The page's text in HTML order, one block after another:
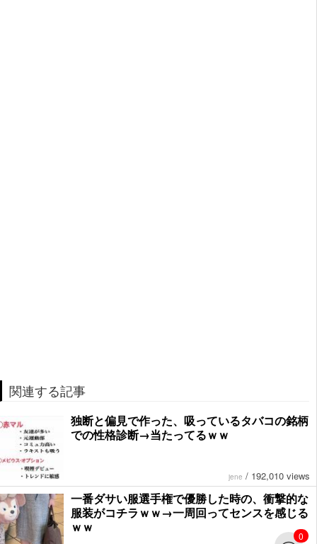
0
関連する記事
独断と偏見で作った、吸っているタバコの銘柄
での性格診断→当たってるｗｗ
jene / 192,010 views
一番ダサい服選手権で優勝した時の、衝撃的な
服装がコチラｗｗ→一周回ってセンスを感じる
ｗｗ